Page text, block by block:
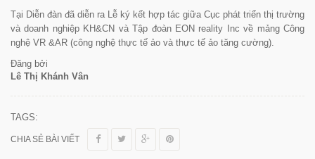
Tại Diễn đàn đã diễn ra Lễ ký kết hợp tác giữa Cục phát triển thị trường
và doanh nghiệp KH&CN và Tập đoàn EON reality Inc về mảng Công
nghệ VR &AR (công nghệ thực tế ảo và thực tế ảo tăng cường).
Đăng bởi
Lê Thị Khánh Vân
TAGS:
CHIA SẺ BÀI VIẾT